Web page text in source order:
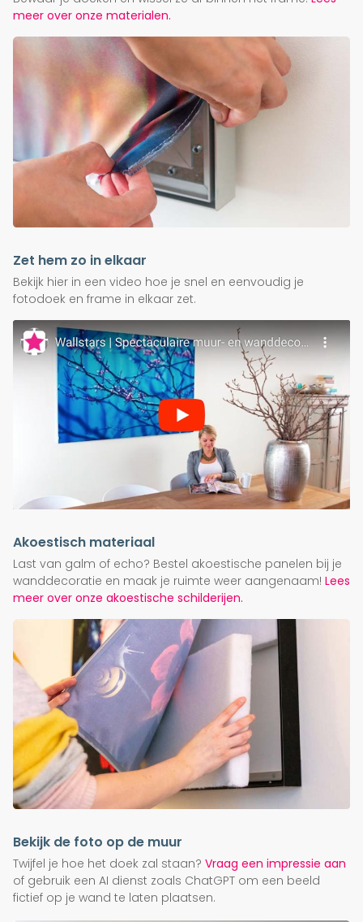
meer over onze materialen.
Zet hem zo in elkaar
Bekijk hier in een video hoe je snel en eenvoudig je
fotodoek en frame in elkaar zet.
Akoestisch materiaal
Last van galm of echo? Bestel akoestische panelen bij je
wanddecoratie en maak je ruimte weer aangenaam! Lees
meer over onze akoestische schilderijen.
Bekijk de foto op de muur
Twijfel je hoe het doek zal staan? Vraag een impressie aan
of gebruik een AI dienst zoals ChatGPT om een beeld
fictief op je wand te laten plaatsen.